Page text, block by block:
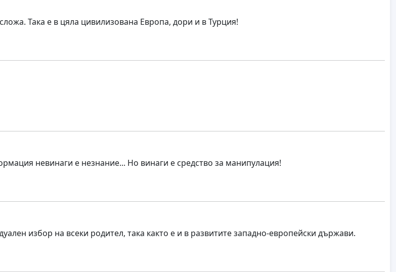
Така е в цяла цивилизована Европа, дори и в Турция!
невинаги е незнание... Но винаги е средство за манипулация!
избор на всеки родител, така както е и в развитите западно-европейски държави.